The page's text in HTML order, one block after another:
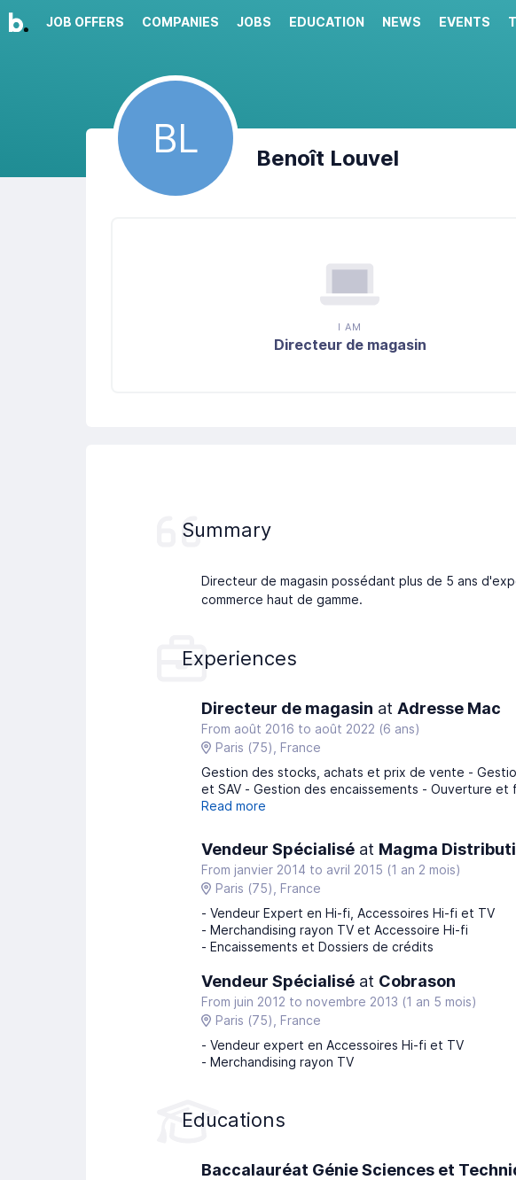
JOB OFFERS COMPANIES JOBS EDUCATION NEWS EVENTS
BL Benoît Louvel
I AM
Directeur de magasin
Summary
Directeur de magasin possédant plus de 5 ans
commerce haut de gamme.
Experiences
Directeur de magasin at Adresse Mac
From août 2016 to août 2022 (6 ans)
Paris (75) , France
Gestion des stocks, achats et prix de vente -
et SAV - Gestion des encaissements - Ouverture
Read more
Vendeur Spécialisé at Magma
From janvier 2014 to avril 2015 (1 an 2 mois)
Paris (75) , France
- Vendeur Expert en Hi-fi, Accessoires Hi-fi et TV
- Merchandising rayon TV et Accessoire Hi-fi
- Encaissements et Dossiers de crédits
Vendeur Spécialisé at Cobrason
From juin 2012 to novembre 2013 (1 an 5 mois)
Paris (75) , France
- Vendeur expert en Accessoires Hi-fi et TV
- Merchandising rayon TV
Educations
Baccalauréat Génie Sciences et